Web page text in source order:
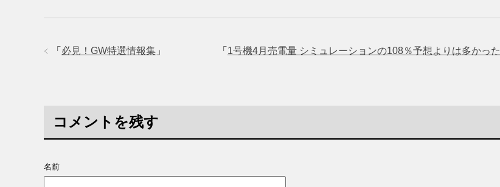
「 1号機4月売電量 シミュレーションの108％予想よりは多かった
「 必見！GW特選情報集 」
コメントを残す
名前